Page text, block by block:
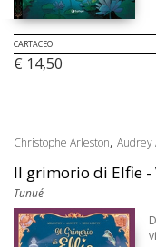
CARTACEO
€ 14,50
Christophe Arleston, Audrey
Il grimorio di Elfie -
Tunué